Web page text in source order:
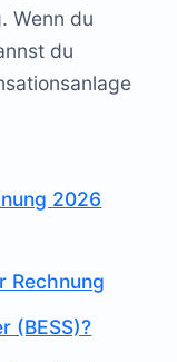
Wenn du
du
2026
Rechnung
(BESS)?